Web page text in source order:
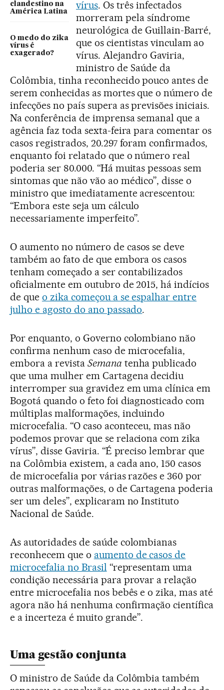
clandestino na
América Latina
O medo do zika
vírus é
exagerado?
vírus. Os três infectados
morreram pela síndrome
neurológica de Guillain-Barré,
que os cientistas vinculam ao
vírus. Alejandro Gaviria,
ministro de Saúde da
Colômbia, tinha reconhecido pouco antes de
serem conhecidas as mortes que o número de
infecções no país supera as previsões iniciais.
Na conferência de imprensa semanal que a
agência faz toda sexta-feira para comentar os
casos registrados, 20.297 foram confirmados,
enquanto foi relatado que o número real
poderia ser 80.000. “Há muitas pessoas sem
sintomas que não vão ao médico”, disse o
ministro que imediatamente acrescentou:
“Embora este seja um cálculo
necessariamente imperfeito”.
O aumento no número de casos se deve
também ao fato de que embora os casos
tenham começado a ser contabilizados
oficialmente em outubro de 2015, há indícios
de que o zika começou a se espalhar entre
julho e agosto do ano passado.
Por enquanto, o Governo colombiano não
confirma nenhum caso de microcefalia,
embora a revista Semana tenha publicado
que uma mulher em Cartagena decidiu
interromper sua gravidez em uma clínica em
Bogotá quando o feto foi diagnosticado com
múltiplas malformações, incluindo
microcefalia. “O caso aconteceu, mas não
podemos provar que se relaciona com zika
vírus”, disse Gaviria. “É preciso lembrar que
na Colômbia existem, a cada ano, 150 casos
de microcefalia por várias razões e 360 por
outras malformações, o de Cartagena poderia
ser um deles”, explicaram no Instituto
Nacional de Saúde.
As autoridades de saúde colombianas
reconhecem que o aumento de casos de
microcefalia no Brasil “representam uma
condição necessária para provar a relação
entre microcefalia nos bebês e o zika, mas até
agora não há nenhuma confirmação científica
e a incerteza é muito grande”.
Uma gestão conjunta
O ministro de Saúde da Colômbia também